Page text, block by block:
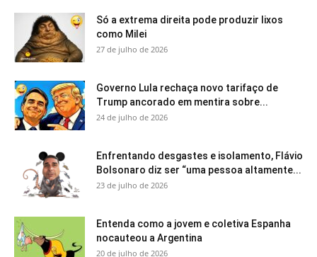
Só a extrema direita pode produzir lixos
como Milei
27 de julho de 2026
Governo Lula rechaça novo tarifaço de
Trump ancorado em mentira sobre...
24 de julho de 2026
Enfrentando desgastes e isolamento, Flávio
Bolsonaro diz ser “uma pessoa altamente...
23 de julho de 2026
Entenda como a jovem e coletiva Espanha
nocauteou a Argentina
20 de julho de 2026